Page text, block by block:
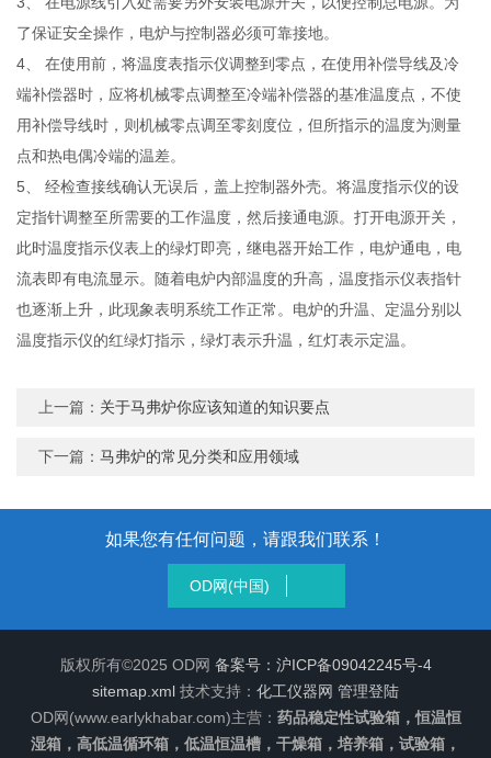
了保证安全操作，电炉与控制器必须可靠接地。
4、 在使用前，将温度表指示仪调整到零点，在使用补偿导线及冷
端补偿器时，应将机械零点调整至冷端补偿器的基准温度点，不使
用补偿导线时，则机械零点调至零刻度位，但所指示的温度为测量
点和热电偶冷端的温差。
5、 经检查接线确认无误后，盖上控制器外壳。将温度指示仪的设
定指针调整至所需要的工作温度，然后接通电源。打开电源开关，
此时温度指示仪表上的绿灯即亮，继电器开始工作，电炉通电，电
流表即有电流显示。随着电炉内部温度的升高，温度指示仪表指针
也逐渐上升，此现象表明系统工作正常。电炉的升温、定温分别以
温度指示仪的红绿灯指示，绿灯表示升温，红灯表示定温。
上一篇： 关于马弗炉你应该知道的知识要点
下一篇：马弗炉的常见分类和应用领域
如果您有任何问题，请跟我们联系！
OD网(中国)
版权所有©2025 OD网 备案号：沪ICP备09042245号-4
sitemap.xml 技术支持： 化工仪器网 管理登陆
OD网(www.earlykhabar.com)主营： 药品稳定性试验箱，恒温恒
湿箱，高低温循环箱，低温恒温槽，干燥箱，培养箱，试验箱，